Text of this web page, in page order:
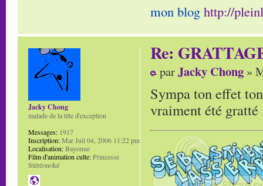
mon blog http://
Re:
parJacky Chong »
Sympa ton effet
vraiment été gratté
Jacky Chong
malade de la tête d'exception
Messages: 1917
Inscription:Mar Juil 04, 2006 11:22 pm
Localisation:Bayonne
Film d'animation culte:Princesse
Stéréonoké